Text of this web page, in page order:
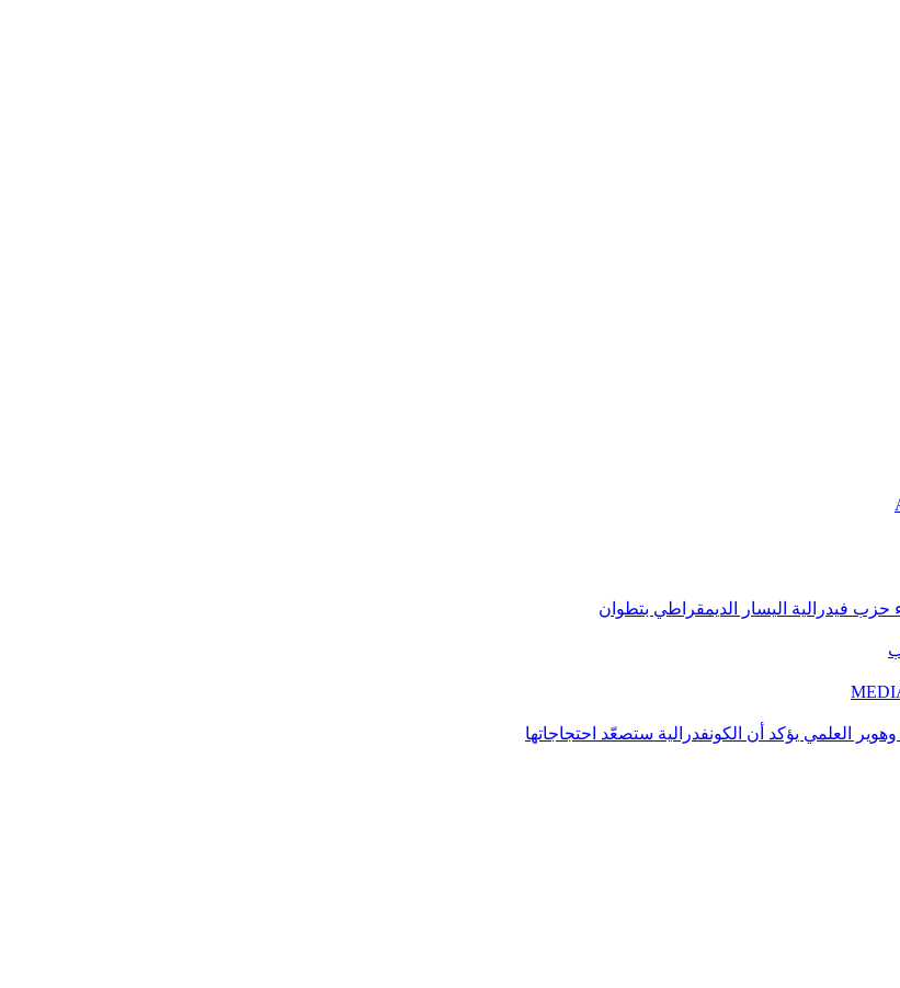
حزب فيدرالية اليسار الديمقراطي بتطوان
العلمي يؤكد أن الكونفدرالية ستصعّد احتجاجاتها